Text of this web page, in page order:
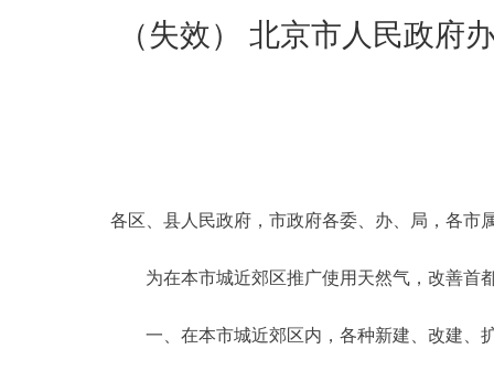
政务公开
（失效） 北京市人民政府
各区、县人民政府，市政府各委、办、局，各市
为在本市城近郊区推广使用天然气，改善首
一、在本市城近郊区内，各种新建、改建、